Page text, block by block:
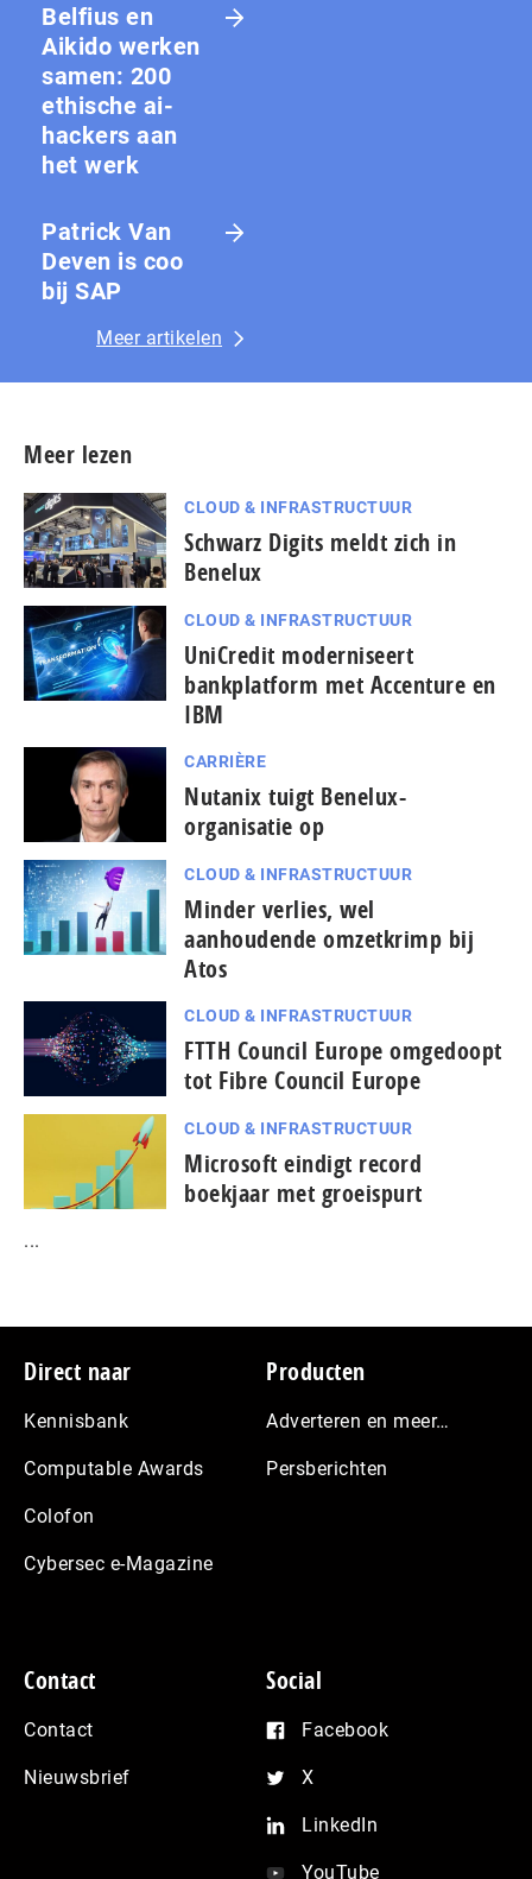
Belfius en
Aikido werken
samen: 200
ethische ai-
hackers aan
het werk
Patrick Van
Deven is coo
bij SAP
Meer artikelen
Meer lezen
CLOUD & INFRASTRUCTUUR
Schwarz Digits meldt zich in
Benelux
CLOUD & INFRASTRUCTUUR
UniCredit moderniseert
bankplatform met Accenture en
IBM
CARRIÈRE
Nutanix tuigt Benelux-
organisatie op
CLOUD & INFRASTRUCTUUR
Minder verlies, wel
aanhoudende omzetkrimp bij
Atos
CLOUD & INFRASTRUCTUUR
FTTH Council Europe omgedoopt
tot Fibre Council Europe
CLOUD & INFRASTRUCTUUR
Microsoft eindigt record
boekjaar met groeispurt
...
Footer
Direct naar
Kennisbank
Computable Awards
Colofon
Cybersec e-Magazine
Producten
Adverteren en meer…
Persberichten
Contact
Contact
Nieuwsbrief
Social
Facebook
X
LinkedIn
YouTube